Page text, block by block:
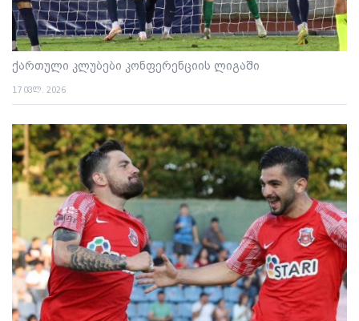
ქართული კლუბები კონფერენციის ლიგაში
17 ივლ. 2026